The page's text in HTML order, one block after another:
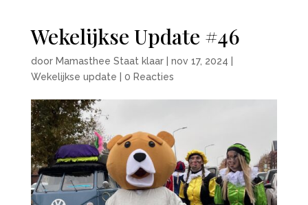
Wekelijkse Update #46
door Mamasthee Staat klaar| nov 17, 2024
Wekelijkse update
0 Reacties